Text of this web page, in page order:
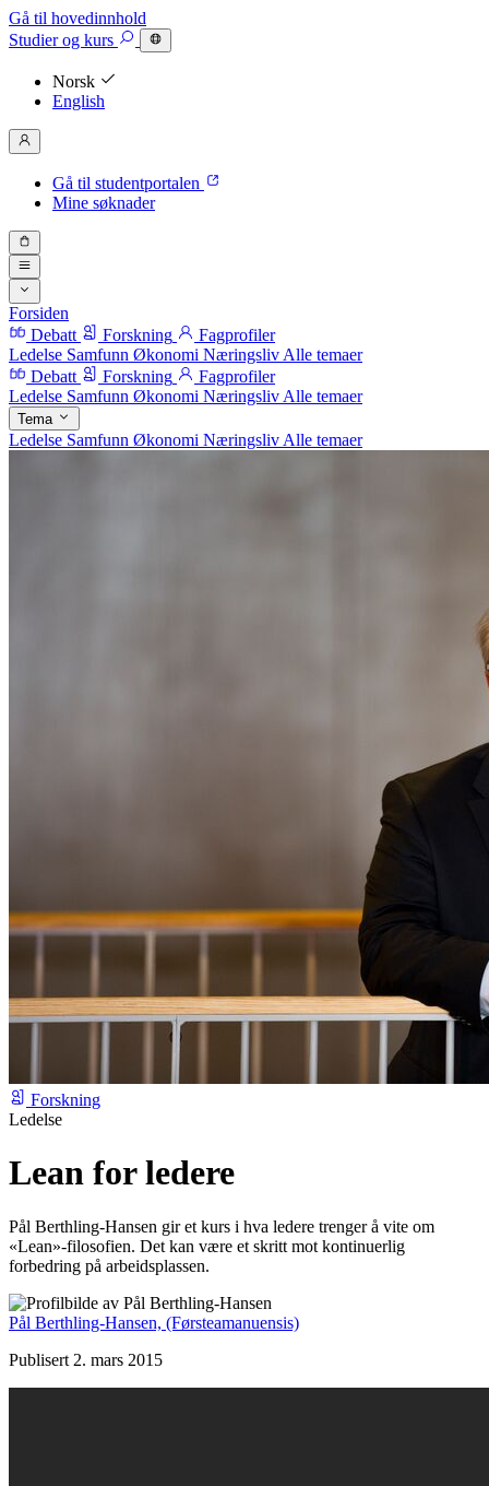
Gå til hovedinnhold
Studierog kurs
Norsk
English
Gå til studentportalen
Mine søknader
Forsiden
Debatt
Forskning
Fagprofiler
Ledelse Samfunn Økonomi Næringsliv Alle temaer
Debatt
Forskning
Fagprofiler
Ledelse Samfunn Økonomi Næringsliv Alle temaer
Tema
Ledelse Samfunn Økonomi Næringsliv Alle temaer
Forskning
Ledelse
Lean for ledere
Pål Berthling-Hansen gir et kurs i hva ledere trenger å vite om
«Lean»-filosofien. Det kan være et skritt mot kontinuerlig
forbedring på arbeidsplassen.
Pål Berthling-Hansen, (Førsteamanuensis)
Publisert 2. mars 2015